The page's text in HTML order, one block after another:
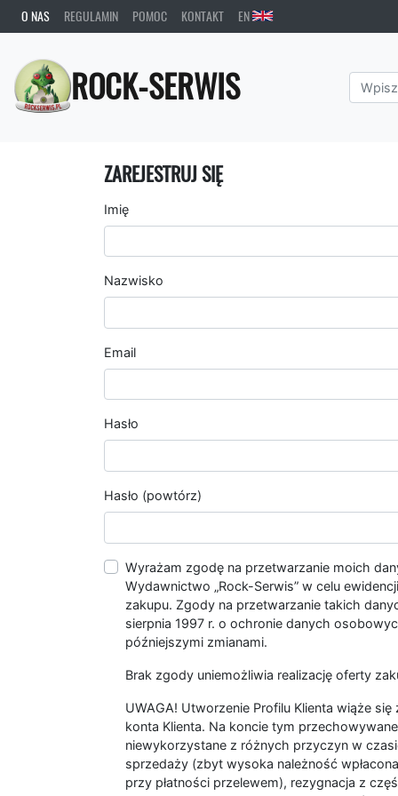
O NAS REGULAMIN POMOC KONTAKT EN
ROCK-SERWIS
ZAREJESTRUJ SIĘ
Imię
Nazwisko
Email
Hasło
Hasło (powtórz)
Wyrażam zgodę na przetwarzanie moich
Wydawnictwo „Rock-Serwis” w celu
zakupu. Zgody na przetwarzanie takich
sierpnia 1997 r. o ochronie danych
późniejszymi zmianami.
Brak zgody uniemożliwia realizację oferty
UWAGA! Utworzenie Profilu Klienta wiąże
konta Klienta. Na koncie tym
niewykorzystane z różnych przyczyn w
sprzedaży (zbyt wysoka należność
przy płatności przelewem), rezygnacja z